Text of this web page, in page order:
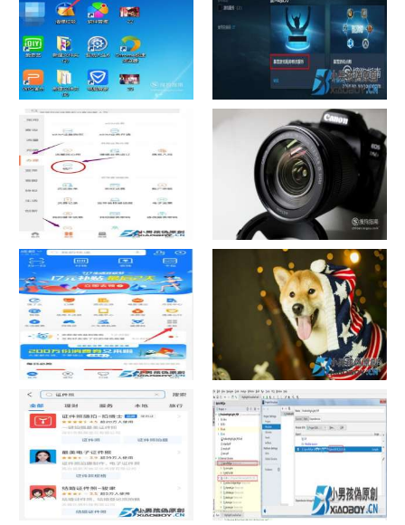
如何看认识QQ好友具体多少天
了
战网怎么修改昵称？
中国联通手机营业厅销户操作
指引
摄影作品的欣赏方法
支付宝怎么拍违章挣钱？
宠物定位器app开发可以解决哪
些问题？